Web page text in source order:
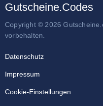
Gutscheine.Codes
Copyright © 2026
vorbehalten.
Datenschutz
Impressum
Cookie-Einstellungen